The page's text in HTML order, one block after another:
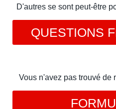
D'autres se sont peut-être
QUESTIONS
Vous n'avez pas trouvé de